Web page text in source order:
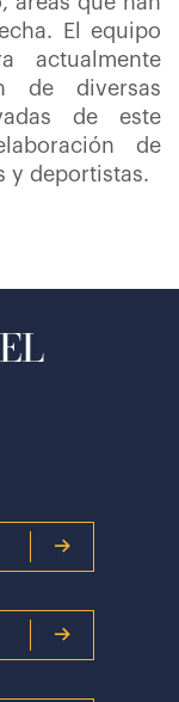
El equipo
actualmente
de diversas
de este
de
y deportistas.